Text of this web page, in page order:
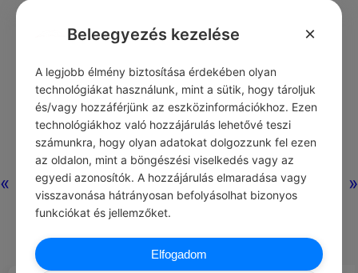
« »
Beleegyezés kezelése ×
A legjobb élmény biztosítása érdekében olyan
technológiákat használunk, mint a sütik, hogy tároljuk
és/vagy hozzáférjünk az eszközinformációkhoz. Ezen
technológiákhoz való hozzájárulás lehetővé teszi
számunkra, hogy olyan adatokat dolgozzunk fel ezen
az oldalon, mint a böngészési viselkedés vagy az
egyedi azonosítók. A hozzájárulás elmaradása vagy
visszavonása hátrányosan befolyásolhat bizonyos
funkciókat és jellemzőket.
Elfogadom